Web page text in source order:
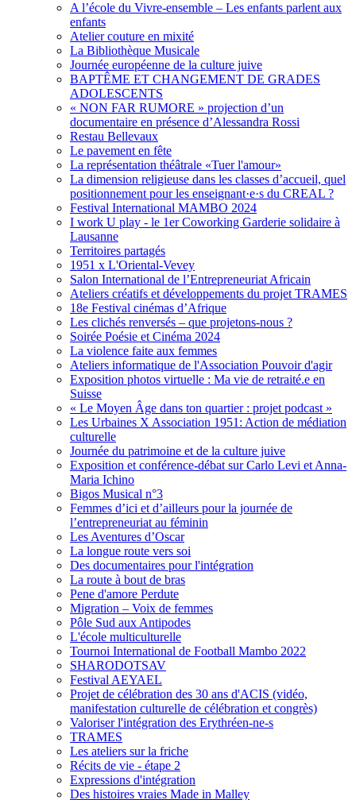
A l’école du Vivre-ensemble – Les enfants parlent aux
enfants
Atelier couture en mixité
La Bibliothèque Musicale
Journée européenne de la culture juive
BAPTÊME ET CHANGEMENT DE GRADES
ADOLESCENTS
« NON FAR RUMORE » projection d’un
documentaire en présence d’Alessandra Rossi
Restau Bellevaux
Le pavement en fête
La représentation théâtrale «Tuer l'amour»
La dimension religieuse dans les classes d’accueil, quel
positionnement pour les enseignant·e·s du CREAL ?
Festival International MAMBO 2024
I work U play - le 1er Coworking Garderie solidaire à
Lausanne
Territoires partagés
1951 x L'Oriental-Vevey
Salon International de l’Entrepreneuriat Africain
Ateliers créatifs et développements du projet TRAMES
18e Festival cinémas d’Afrique
Les clichés renversés – que projetons-nous ?
Soirée Poésie et Cinéma 2024
La violence faite aux femmes
Ateliers informatique de l'Association Pouvoir d'agir
Exposition photos virtuelle : Ma vie de retraité.e en
Suisse
« Le Moyen Âge dans ton quartier : projet podcast »
Les Urbaines X Association 1951: Action de médiation
culturelle
Journée du patrimoine et de la culture juive
Exposition et conférence-débat sur Carlo Levi et Anna-
Maria Ichino
Bigos Musical n°3
Femmes d’ici et d’ailleurs pour la journée de
l’entrepreneuriat au féminin
Les Aventures d’Oscar
La longue route vers soi
Des documentaires pour l'intégration
La route à bout de bras
Pene d'amore Perdute
Migration – Voix de femmes
Pôle Sud aux Antipodes
L'école multiculturelle
Tournoi International de Football Mambo 2022
SHARODOTSAV
Festival AEYAEL
Projet de célébration des 30 ans d'ACIS (vidéo,
manifestation culturelle de célébration et congrès)
Valoriser l'intégration des Erythréen-ne-s
TRAMES
Les ateliers sur la friche
Récits de vie - étape 2
Expressions d'intégration
Des histoires vraies Made in Malley